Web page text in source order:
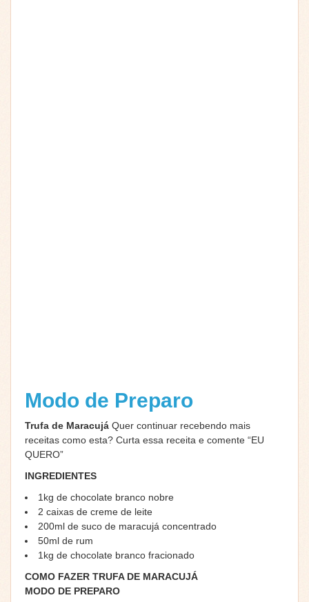
Modo de Preparo
Trufa de Maracujá Quer continuar recebendo mais
receitas como esta? Curta essa receita e comente “EU
QUERO”
INGREDIENTES
1kg de chocolate branco nobre
2 caixas de creme de leite
200ml de suco de maracujá concentrado
50ml de rum
1kg de chocolate branco fracionado
COMO FAZER TRUFA DE MARACUJÁ
MODO DE PREPARO